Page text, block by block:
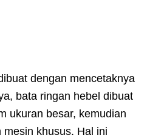
dengan mencetaknya
bata ringan hebel dibuat
ukuran besar, kemudian
khusus. Hal ini